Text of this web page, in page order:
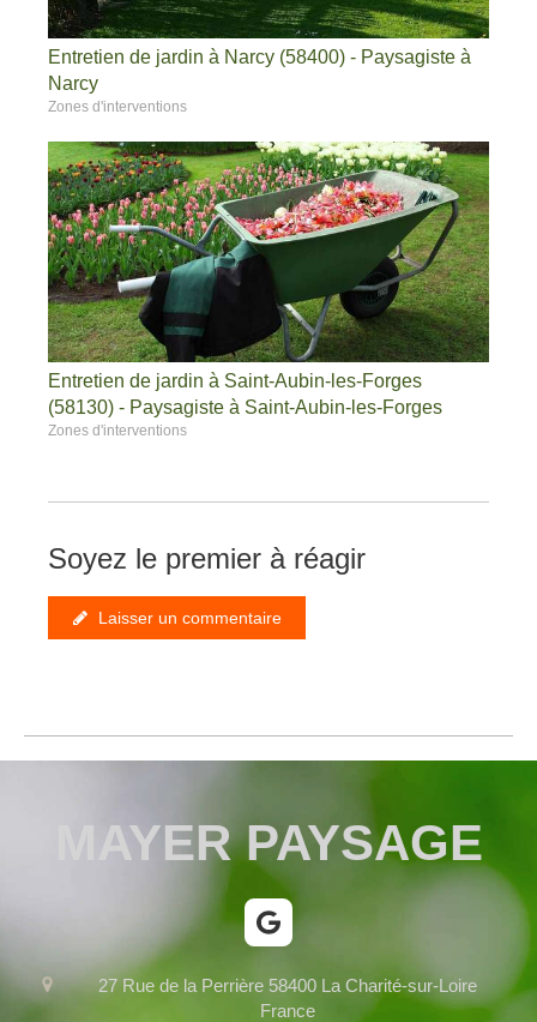
Entretien de jardin à Narcy (58400) - Paysagiste à
Narcy
Zones d'interventions
Entretien de jardin à Saint-Aubin-les-Forges
(58130) - Paysagiste à Saint-Aubin-les-Forges
Zones d'interventions
Soyez le premier à réagir
Laisser un commentaire
MAYER PAYSAGE
27 Rue de la Perrière 58400 La Charité-sur-Loire
France